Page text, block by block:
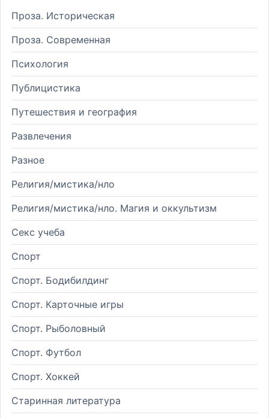
Проза. Историческая
Проза. Современная
Психология
Публицистика
Путешествия и география
Развлечения
Разное
Религия/мистика/нло
Религия/мистика/нло. Магия и оккультизм
Секс учеба
Спорт
Спорт. Бодибилдинг
Спорт. Карточные игры
Спорт. Рыболовный
Спорт. Футбол
Спорт. Хоккей
Старинная литература